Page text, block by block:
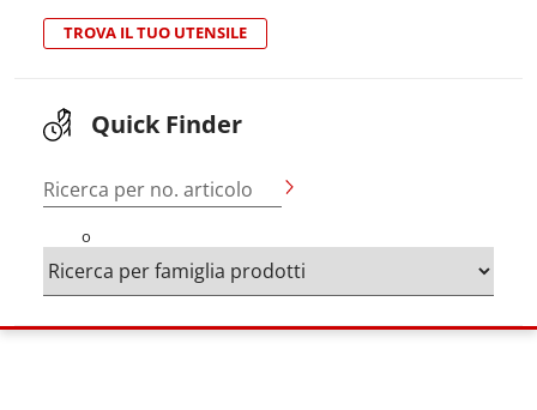
TROVA IL TUO UTENSILE
Quick Finder
Ricerca per no. articolo
o